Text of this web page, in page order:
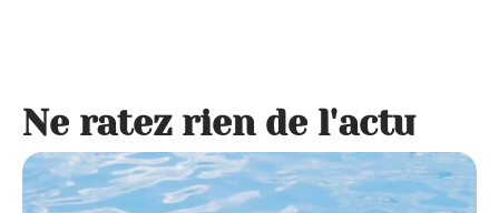
Ne ratez rien de l'actu